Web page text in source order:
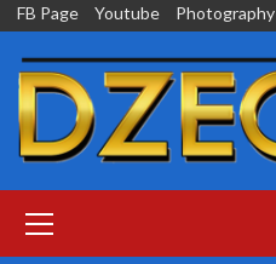
Skip
content
FB Page Youtube Photography
Menu